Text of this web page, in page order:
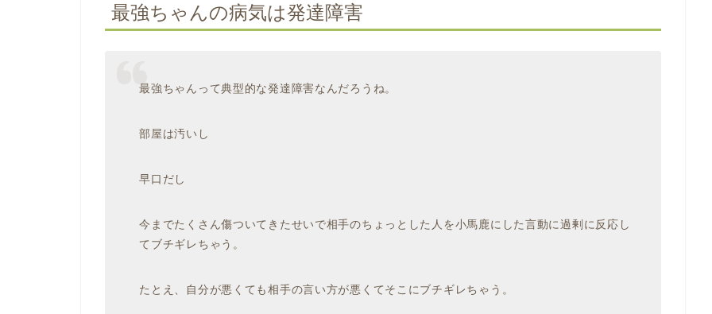
最強ちゃんの病気は発達障害
最強ちゃんって典型的な発達障害なんだろうね。
部屋は汚いし
早口だし
今までたくさん傷ついてきたせいで相手のちょっとした人を小馬鹿にした言動に過剰に反応し
てブチギレちゃう。
たとえ、自分が悪くても相手の言い方が悪くてそこにブチギレちゃう。